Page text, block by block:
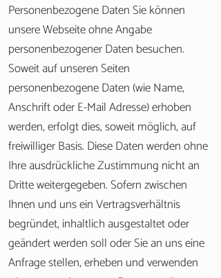
Personenbezogene Daten Sie können
unsere Webseite ohne Angabe
personenbezogener Daten besuchen.
Soweit auf unseren Seiten
personenbezogene Daten (wie Name,
Anschrift oder E-Mail Adresse) erhoben
werden, erfolgt dies, soweit möglich, auf
freiwilliger Basis. Diese Daten werden ohne
Ihre ausdrückliche Zustimmung nicht an
Dritte weitergegeben. Sofern zwischen
Ihnen und uns ein Vertragsverhältnis
begründet, inhaltlich ausgestaltet oder
geändert werden soll oder Sie an uns eine
Anfrage stellen, erheben und verwenden